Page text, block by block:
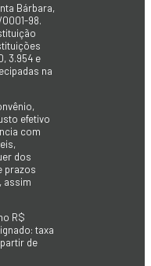
Bárbara,
98.
3.954 e
na
efetivo
com
dos
prazos
assim
R$
taxa
de